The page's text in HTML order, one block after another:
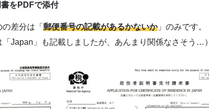
をPDFで添付
差分は「 郵便番号の記載があるかないか」のみです。
「Japan」も記載しましたが、あんまり関係なさそう…）